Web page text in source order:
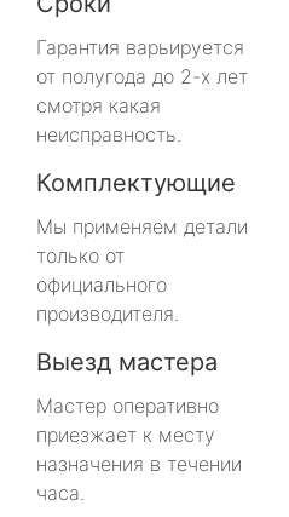
Гарантия варьируется
от полугода до 2-х лет
смотря какая
неисправность.
Комплектующие
Мы применяем детали
только от
официального
производителя.
Выезд мастера
Мастер оперативно
приезжает к месту
назначения в течении
часа.